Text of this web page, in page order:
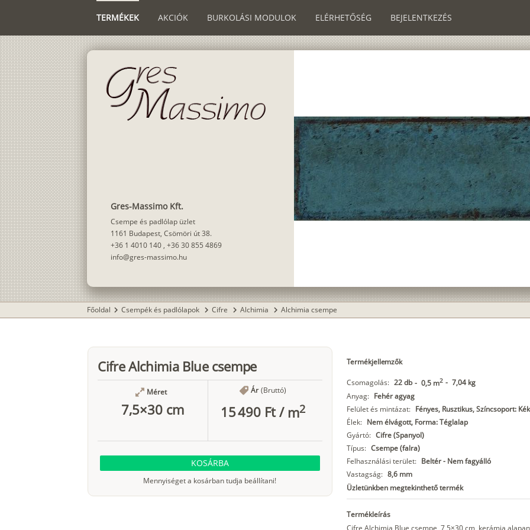
TERMÉKEK AKCIÓK BURKOLÁSI MODULOK ELÉRHETŐSÉG BEJELENTKEZÉS
Gres-Massimo Kft.
Csempe és padlólap üzlet
1161 Budapest, Csömöri út 38.
+36 1 4010 140 , +36 30 855 4869
info@gres-massimo.hu
Főoldal chevron_right Csempék és padlólapok chevron_right Cifre chevron_right Alchimia chevron_right Alchimia csempe
Cifre Alchimia Blue csempe
Méret
7,5×30 cm
Ár (Bruttó)
15 490 Ft/ m2
KOSÁRBA
Mennyiséget a kosárban tudja beállítani!
Termékjellemzők
Csomagolás: 22 db - 0,5 m2 - 7,04 kg
Anyag: Fehér agyag
Felület és mintázat: Fényes, Rusztikus, Színcsoport: Kék
Élek: Nem élvágott, Forma: Téglalap
Gyártó: Cifre (Spanyol)
Típus: Csempe (falra)
Felhasználási terület: Beltér - Nem fagyálló
Vastagság: 8,6 mm
Üzletünkben megtekinthető termék
Termékleírás